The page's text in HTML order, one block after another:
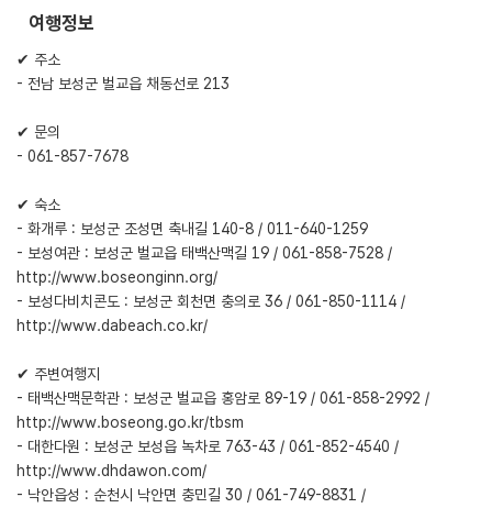
여행정보
✔ 주소
- 전남 보성군 벌교읍 채동선로 213
✔ 문의
- 061-857-7678
✔ 숙소
- 화개루 : 보성군 조성면 축내길 140-8 / 011-640-1259
- 보성여관 : 보성군 벌교읍 태백산맥길 19 / 061-858-7528 /
http://www.boseonginn.org/
- 보성다비치콘도 : 보성군 회천면 충의로 36 / 061-850-1114 /
http://www.dabeach.co.kr/
✔ 주변여행지
- 태백산맥문학관 : 보성군 벌교읍 홍암로 89-19 / 061-858-2992 /
http://www.boseong.go.kr/tbsm
- 대한다원 : 보성군 보성읍 녹차로 763-43 / 061-852-4540 /
http://www.dhdawon.com/
- 낙안읍성 : 순천시 낙안면 충민길 30 / 061-749-8831 /